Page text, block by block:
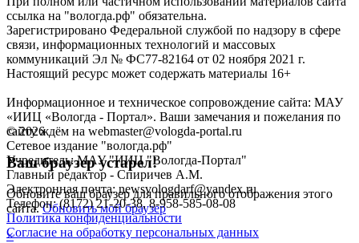
©2026
Сетевое издание "вологда.рф"
Учредитель: МАУ "ИИЦ "Вологда-Портал"
Главный редактор - Спиричев А.М.
Электронная почта: newsvologdarf@yandex.ru
Телефон: (8172) 21-20-38, 8-958-585-08-08
Политика конфиденциальности
Согласие на обработку персональных данных
ссылка на "вологда.рф" обязательна.
Зарегистрировано Федеральной службой по надзору в сфере
связи, информационных технологий и массовых
коммуникаций Эл № ФС77-82164 от 02 ноября 2021 г.
Настоящий ресурс может содержать материалы 16+
Информационное и техническое сопровождение сайта: МАУ
«ИИЦ «Вологда - Портал». Ваши замечания и пожелания по
сайту ждём на webmaster@vologda-portal.ru
Ваш браузер устарел!
Обновите ваш браузер для правильного отображения этого
сайта.Обновить мой браузер
×